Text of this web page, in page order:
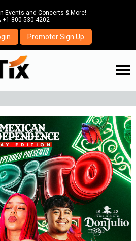
Events and Concerts & More!
+1 800-530-4202
Promoter Sign Up
☰